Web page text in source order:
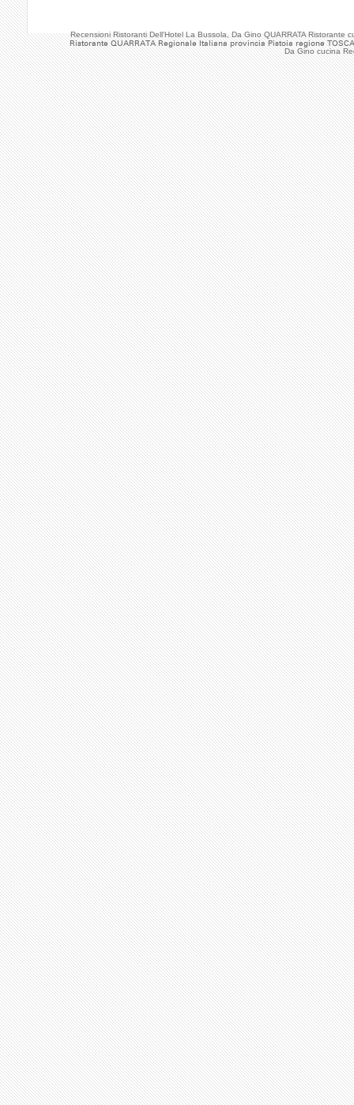
Recensioni Ristoranti Dell'Hotel La Bussola, Da Gino QUARRATA Ristorante
Ristorante QUARRATA Regionale Italiana provincia Pistoia regione
Da Gino cucina